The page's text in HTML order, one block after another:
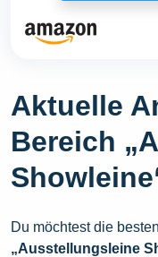
Aktuelle
Bereich
Du möchtest die
„Ausstellungsleine